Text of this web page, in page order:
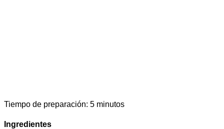
Tiempo de preparación: 5 minutos
Ingredientes